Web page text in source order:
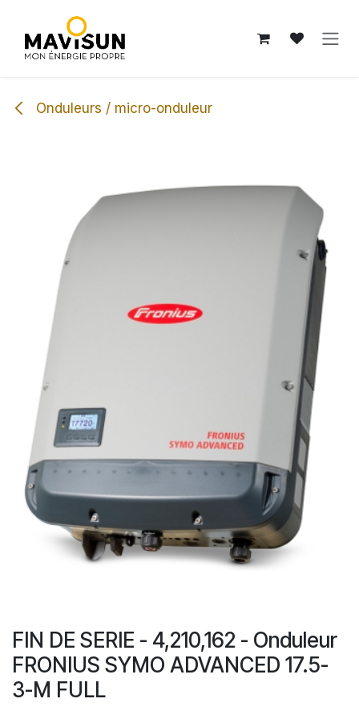
Onduleurs / micro-onduleur
FIN DE SERIE - 4,210,162 - Onduleur
FRONIUS SYMO ADVANCED 17.5-
3-M FULL